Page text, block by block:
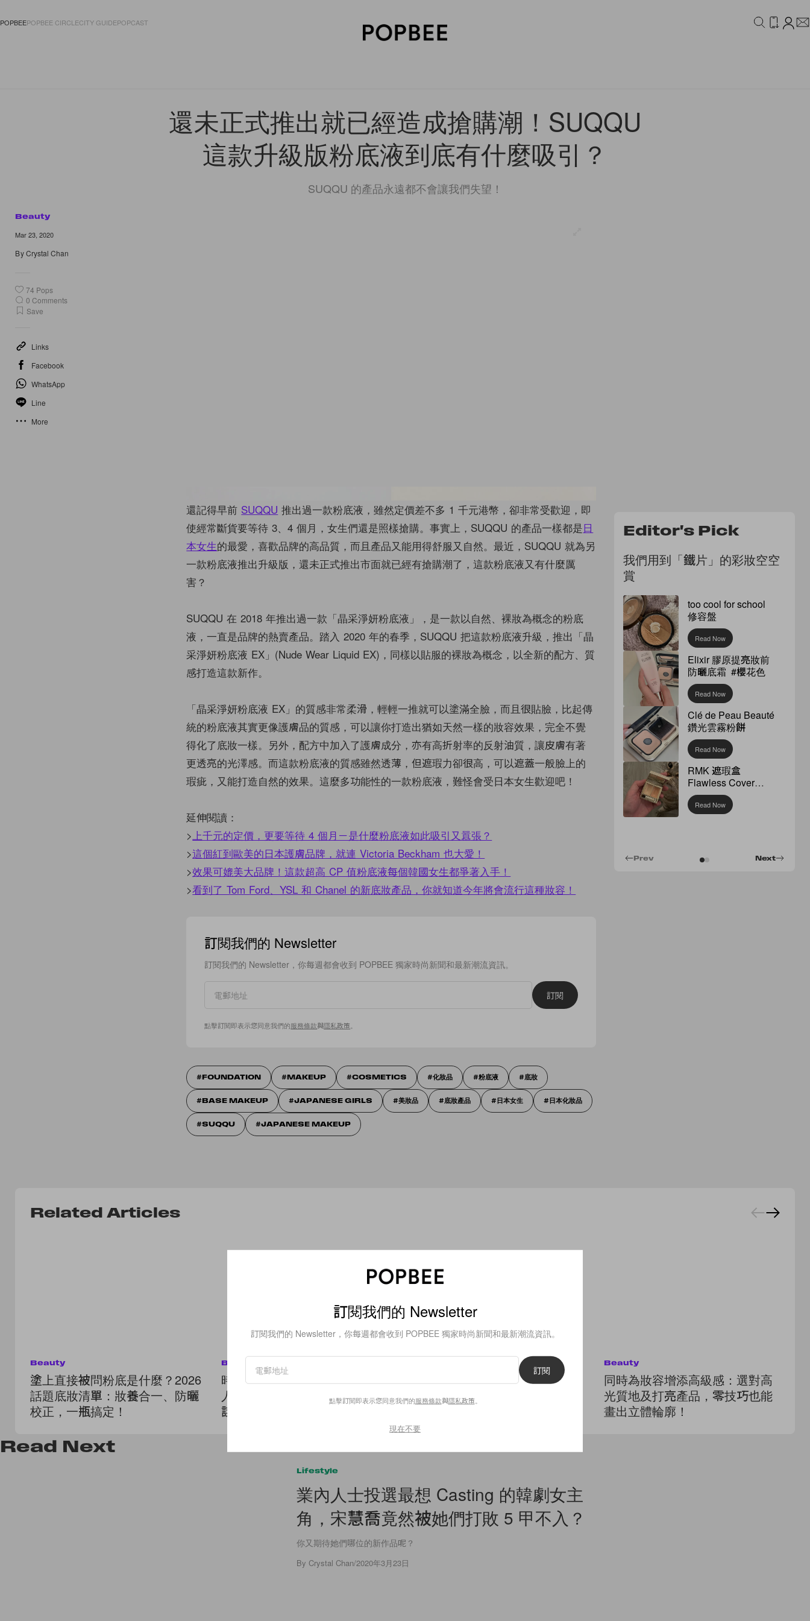
POPBEEPOPBEE CIRCLECITY GUIDEPOPCAST
還未正式推出就已經造成搶購潮！SUQQU
這款升級版粉底液到底有什麼吸引？
SUQQU 的產品永遠都不會讓我們失望！
Beauty
Mar 23, 2020
ByCrystal Chan
74 Pops
0 Comments
Save
Links
Facebook
WhatsApp
Line
More
還記得早前 SUQQU 推出過一款粉底液，雖然定價差不多 1 千元港幣，卻非常受歡迎，即
使經常斷貨要等待 3、4 個月，女生們還是照樣搶購。事實上，SUQQU 的產品一樣都是日
本女生的最愛，喜歡品牌的高品質，而且產品又能用得舒服又自然。最近，SUQQU 就為另
一款粉底液推出升級版，還未正式推出市面就已經有搶購潮了，這款粉底液又有什麼厲
害？
SUQQU 在 2018 年推出過一款「晶采淨妍粉底液」，是一款以自然、裸妝為概念的粉底
液，一直是品牌的熱賣產品。踏入 2020 年的春季，SUQQU 把這款粉底液升級，推出「晶
采淨妍粉底液 EX」(Nude Wear Liquid EX)，同樣以貼服的裸妝為概念，以全新的配方、質
感打造這款新作。
「晶采淨妍粉底液 EX」的質感非常柔滑，輕輕一推就可以塗滿全臉，而且很貼臉，比起傳
統的粉底液其實更像護膚品的質感，可以讓你打造出猶如天然一樣的妝容效果，完全不覺
得化了底妝一樣。另外，配方中加入了護膚成分，亦有高折射率的反射油質，讓皮膚有著
更透亮的光澤感。而這款粉底液的質感雖然透薄，但遮瑕力卻很高，可以遮蓋一般臉上的
瑕疵，又能打造自然的效果。這麼多功能性的一款粉底液，難怪會受日本女生歡迎吧！
延伸閱讀：
>上千元的定價，更要等待 4 個月－是什麼粉底液如此吸引又囂張？
>這個紅到歐美的日本護膚品牌，就連 Victoria Beckham 也大愛！
>效果可媲美大品牌！這款超高 CP 值粉底液每個韓國女生都爭著入手！
>看到了 Tom Ford、YSL 和 Chanel 的新底妝產品，你就知道今年將會流行這種妝容！
訂閱我們的 Newsletter
訂閱我們的 Newsletter，你每週都會收到 POPBEE 獨家時尚新聞和最新潮流資訊。
訂閱
點擊訂閱即表示您同意我們的服務條款與隱私政策
FOUNDATION MAKEUP COSMETICS 化妝品 粉底液 底妝
BASE MAKEUP JAPANESE GIRLS 美妝品 底妝產品 日本女生 日本化妝品
SUQQU JAPANESE MAKEUP
Editor's Pick
我們用到「鐵片」的彩妝空空
賞
too cool for school
修容盤
Read Now
Elixir 膠原提亮妝前
防曬底霜 #櫻花色
Read Now
Clé de Peau Beauté
鑽光雲霧粉餅
Read Now
RMK 遮瑕盒
Flawless Cover
Concealer
Read Now
Next
Prev
Related Articles
Beauty
塗上直接被問粉底是什麼？2026
話題底妝清單：妝養合一、防曬
校正，一瓶搞定！
Beauty
時下最流行的「免膠水假睫毛」
人人都在推：到底使用時有什麼
該注意？
向泰國女神鄺玲玲偷師：3 個泰
風混血妝容重點筆記下來，打造
Beauty
同時為妝容增添高級感：選對高
光質地及打亮產品，零技巧也能
畫出立體輪廓！
Read Next
Lifestyle
業內人士投選最想 Casting 的韓劇女主
角，宋慧喬竟然被她們打敗 5 甲不入？
你又期待她們哪位的新作品呢？
By Crystal Chan/2020年3月23日
訂閱我們的 Newsletter
訂閱我們的 Newsletter，你每週都會收到 POPBEE 獨家時尚新聞和最新潮流資訊。
訂閱
點擊訂閱即表示您同意我們的服務條款與隱私政策
現在不要